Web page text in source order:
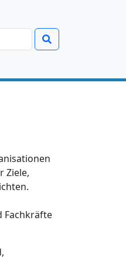
Ziele,
Fachkräfte